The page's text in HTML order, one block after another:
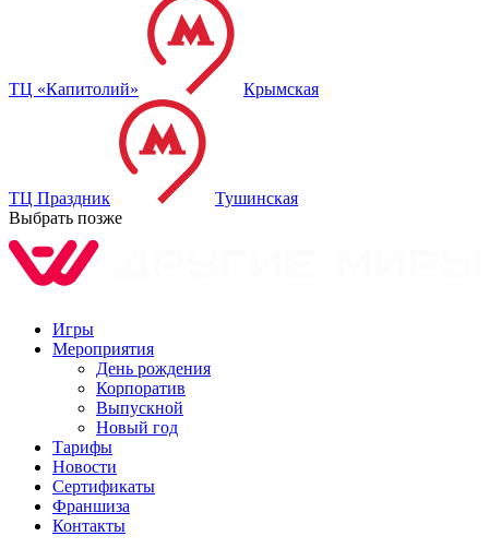
ТЦ «Капитолий» Крымская
ТЦ Праздник
Тушинская
Выбрать позже
Игры
Мероприятия
День рождения
Корпоратив
Выпускной
Новый год
Тарифы
Новости
Сертификаты
Франшиза
Контакты